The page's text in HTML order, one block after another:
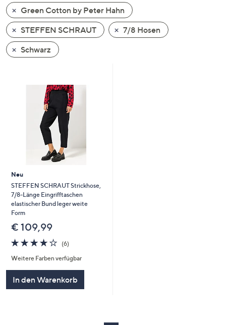
unten
oder
wischen
Sie
auf
anzuzeigen.
Green Cotton by Peter Hahn
STEFFEN SCHRAUT
7/8 Hosen
Schwarz
Neu
STEFFEN SCHRAUT Strickhose,
7/8-Länge Eingrifftaschen
elastischer Bund leger weite
Form
€ 109,99
4.0
von
5
(6)6
Weitere Farben verfügbar
In den Warenkorb